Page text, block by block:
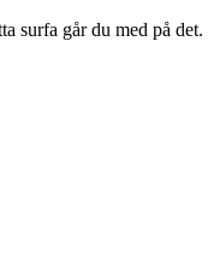
surfa går du med på det.